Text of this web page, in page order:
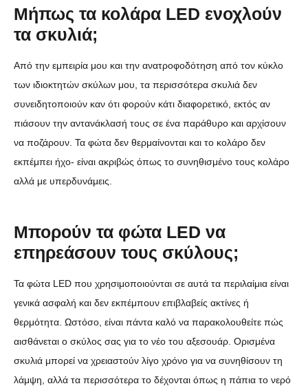
Μήπως τα κολάρα LED ενοχλούν
τα σκυλιά;
Από την εμπειρία μου και την ανατροφοδότηση από τον κύκλο
των ιδιοκτητών σκύλων μου, τα περισσότερα σκυλιά δεν
συνειδητοποιούν καν ότι φορούν κάτι διαφορετικό, εκτός αν
πιάσουν την αντανάκλασή τους σε ένα παράθυρο και αρχίσουν
να ποζάρουν. Τα φώτα δεν θερμαίνονται και το κολάρο δεν
εκπέμπει ήχο- είναι ακριβώς όπως το συνηθισμένο τους κολάρο
αλλά με υπερδυνάμεις.
Μπορούν τα φώτα LED να
επηρεάσουν τους σκύλους;
Τα φώτα LED που χρησιμοποιούνται σε αυτά τα περιλαίμια είναι
γενικά ασφαλή και δεν εκπέμπουν επιβλαβείς ακτίνες ή
θερμότητα. Ωστόσο, είναι πάντα καλό να παρακολουθείτε πώς
αισθάνεται ο σκύλος σας για το νέο του αξεσουάρ. Ορισμένα
σκυλιά μπορεί να χρειαστούν λίγο χρόνο για να συνηθίσουν τη
λάμψη, αλλά τα περισσότερα το δέχονται όπως η πάπια το νερό